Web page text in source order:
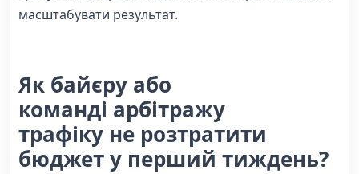
масштабувати результат.
Як байєру або
команді арбітражу
трафіку не розтратити
бюджет у перший тиждень?